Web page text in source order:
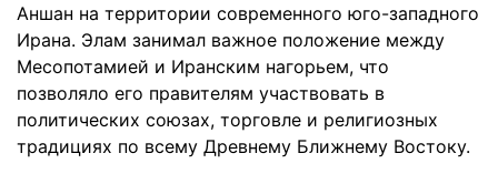
Аншан на территории современного юго-западного
Ирана. Элам занимал важное положение между
Месопотамией и Иранским нагорьем, что
позволяло его правителям участвовать в
политических союзах, торговле и религиозных
традициях по всему Древнему Ближнему Востоку.